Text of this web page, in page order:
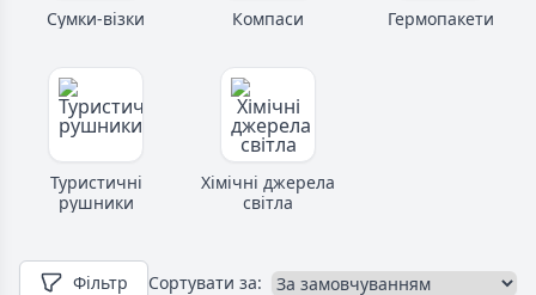
Сумки-візки Компаси Гермопакети
Туристичні
рушники
Хімічні джерела
світла
Фільтр Сортувати за: